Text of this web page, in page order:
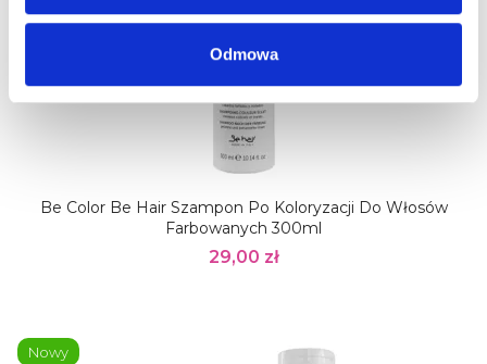
Odmowa
Be Color Be Hair Szampon Po Koloryzacji Do Włosów
Farbowanych 300ml
29,00 zł
Nowy